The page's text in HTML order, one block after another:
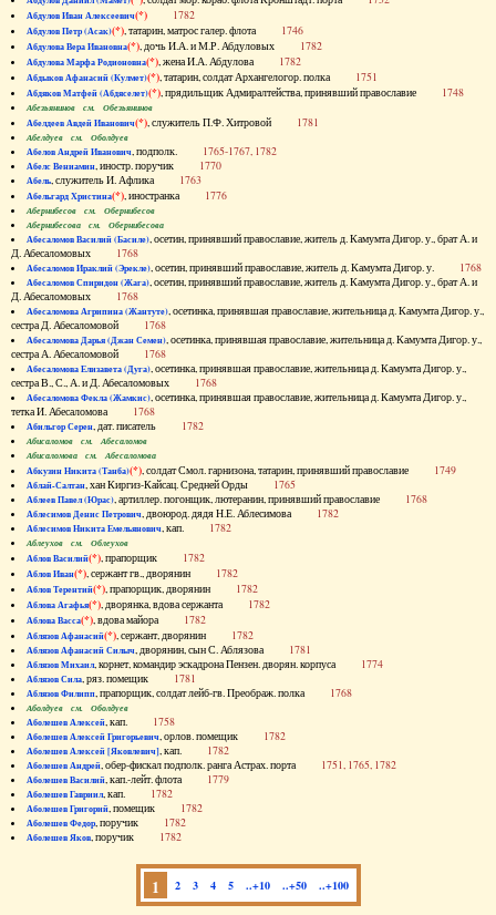
Абдулов Иван Алексеевич(*) 1782
Абдулов Петр (Асак)(*), татарин, матрос галер. флота 1746
Абдулова Вера Ивановна(*), дочь И.А. и М.Р. Абдуловых 1782
Абдулова Марфа Родионовна(*), жена И.А. Абдулова 1782
Абдыков Афанасий (Кулмет)(*), татарин, солдат Архангелогор. полка 1751
Абдяков Матфей (Абдяселет)(*), прядильщик Адмиралтейства, принявший православие 1748
Абезьянинов см. Обезьянинов
Абелдеев Авдей Иванович(*), служитель П.Ф. Хитровой 1781
Абелдуев см. Оболдуев
Абелов Андрей Иванович, подполк. 1765-1767, 1782
Абелс Вениамин, иностр. поручик 1770
Абель, служитель И. Афлика 1763
Абельгард Христина(*), иностранка 1776
Абернибесов см. Обернибесов
Абернибесова см. Обернибесова
Абесаломов Василий (Басиле), осетин, принявший православие, житель д. Камумта Дигор. у., брат А. и
Д. Абесаломовых 1768
Абесаломов Ираклий (Эрекле), осетин, принявший православие, житель д. Камумта Дигор. у. 1768
Абесаломов Спиридон (Жага), осетин, принявший православие, житель д. Камумта Дигор. у., брат А. и
Д. Абесаломовых 1768
Абесаломова Агрипина (Жантуте), осетинка, принявшая православие, жительница д. Камумта Дигор. у.,
сестра Д. Абесаломовой 1768
Абесаломова Дарья (Джан Семен), осетинка, принявшая православие, жительница д. Камумта Дигор. у.,
сестра А. Абесаломовой 1768
Абесаломова Елизавета (Дуга), осетинка, принявшая православие, жительница д. Камумта Дигор. у.,
сестра В., С., А. и Д. Абесаломовых 1768
Абесаломова Фекла (Жамкис), осетинка, принявшая православие, жительница д. Камумта Дигор. у.,
тетка И. Абесаломова 1768
Абильгор Серен, дат. писатель 1782
Абисаломов см. Абесаломов
Абисаломова см. Абесаломова
Абкузин Никита (Танба)(*), солдат Смол. гарнизона, татарин, принявший православие 1749
Аблай-Салтан, хан Киргиз-Кайсац. Средней Орды 1765
Аблеев Павел (Юрас), артиллер. погонщик, лютеранин, принявший православие 1768
Аблесимов Денис Петрович, двоюрод. дядя Н.Е. Аблесимова 1782
Аблесимов Никита Емельянович, кап. 1782
Аблеухов см. Облеухов
Аблов Василий(*), прапорщик 1782
Аблов Иван(*), сержант гв., дворянин 1782
Аблов Терентий(*), прапорщик, дворянин 1782
Аблова Агафья(*), дворянка, вдова сержанта 1782
Аблова Васса(*), вдова майора 1782
Аблязов Афанасий(*), сержант, дворянин 1782
Аблязов Афанасий Силыч, дворянин, сын С. Аблязова 1781
Аблязов Михаил, корнет, командир эскадрона Пензен. дворян. корпуса 1774
Аблязов Сила, ряз. помещик 1781
Аблязов Филипп, прапорщик, солдат лейб-гв. Преображ. полка 1768
Аболдуев см. Оболдуев
Аболешев Алексей, кап. 1758
Аболешев Алексей Григорьевич, орлов. помещик 1782
Аболешев Алексей [Яковлевич], кап. 1782
Аболешев Андрей, обер-фискал подполк. ранга Астрах. порта 1751, 1765, 1782
Аболешев Василий, кап.-лейт. флота 1779
Аболешев Гавриил, кап. 1782
Аболешев Григорий, помещик 1782
Аболешев Федор, поручик 1782
Аболешев Яков, поручик 1782
1 2 3 4 5 ..+10 ..+50 ..+100